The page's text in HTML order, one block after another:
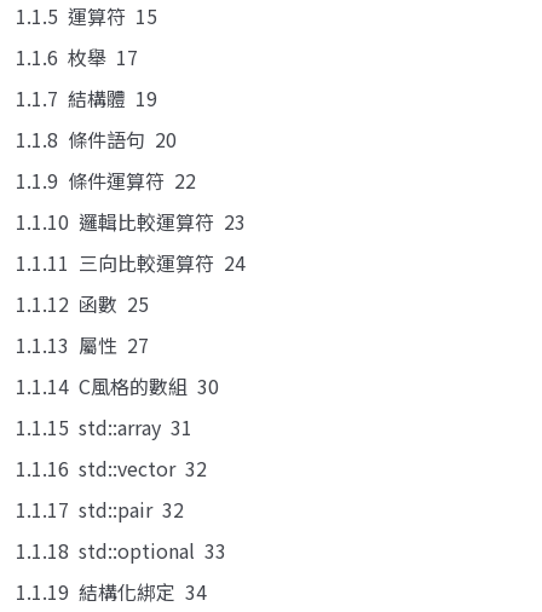
1.1.5 運算符 15
1.1.6 枚舉 17
1.1.7 結構體 19
1.1.8 條件語句 20
1.1.9 條件運算符 22
1.1.10 邏輯比較運算符 23
1.1.11 三向比較運算符 24
1.1.12 函數 25
1.1.13 屬性 27
1.1.14 C風格的數組 30
1.1.15 std::array 31
1.1.16 std::vector 32
1.1.17 std::pair 32
1.1.18 std::optional 33
1.1.19 結構化綁定 34